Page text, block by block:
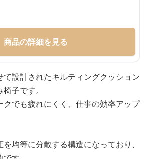
商品の詳細を見る
設計されたキルティングクッション
子です。
クでも疲れにくく、仕事の効率アップ
均等に分散する構造になっており、